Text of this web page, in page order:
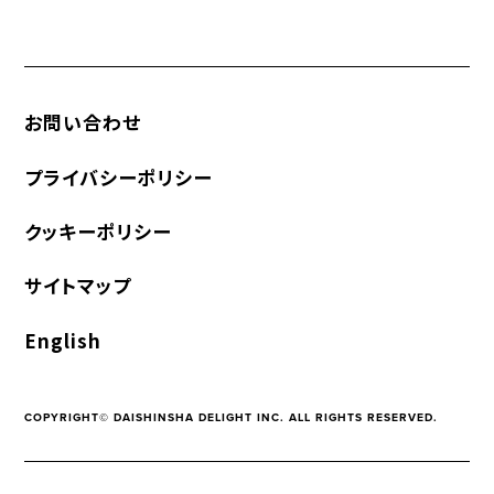
お問い合わせ
プライバシーポリシー
クッキーポリシー
サイトマップ
English
COPYRIGHT© DAISHINSHA DELIGHT INC. ALL RIGHTS RESERVED.